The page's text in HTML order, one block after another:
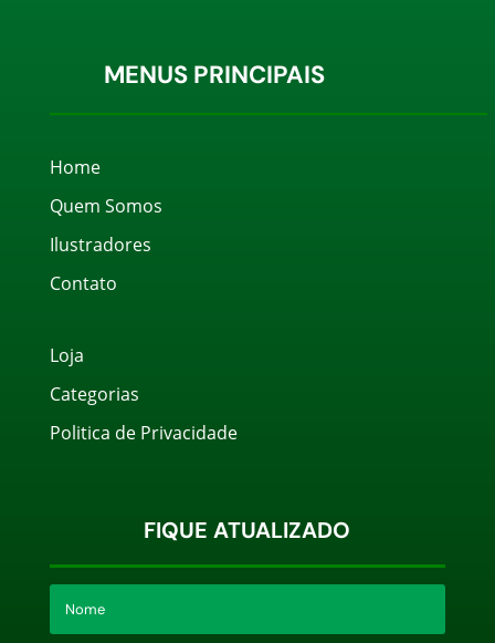
MENUS PRINCIPAIS
Home
Quem Somos
Ilustradores
Contato
Loja
Categorias
Politica de Privacidade
FIQUE ATUALIZADO